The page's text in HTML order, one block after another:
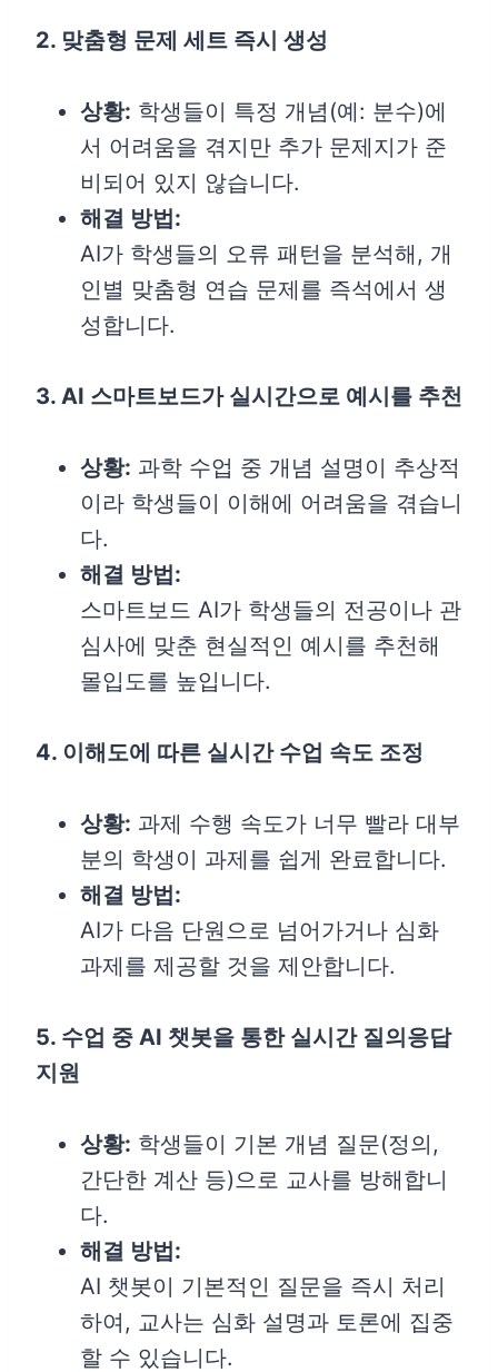
2. 맞춤형 문제 세트 즉시 생성
상황: 학생들이 특정 개념(예: 분수)에
서 어려움을 겪지만 추가 문제지가 준
비되어 있지 않습니다.
해결 방법:
AI가 학생들의 오류 패턴을 분석해, 개
인별 맞춤형 연습 문제를 즉석에서 생
성합니다.
3. AI 스마트보드가 실시간으로 예시를 추천
상황: 과학 수업 중 개념 설명이 추상적
이라 학생들이 이해에 어려움을 겪습니
다.
해결 방법:
스마트보드 AI가 학생들의 전공이나 관
심사에 맞춘 현실적인 예시를 추천해
몰입도를 높입니다.
4. 이해도에 따른 실시간 수업 속도 조정
상황: 과제 수행 속도가 너무 빨라 대부
분의 학생이 과제를 쉽게 완료합니다.
해결 방법:
AI가 다음 단원으로 넘어가거나 심화
과제를 제공할 것을 제안합니다.
5. 수업 중 AI 챗봇을 통한 실시간 질의응답
지원
상황: 학생들이 기본 개념 질문(정의,
간단한 계산 등)으로 교사를 방해합니
다.
해결 방법:
AI 챗봇이 기본적인 질문을 즉시 처리
하여, 교사는 심화 설명과 토론에 집중
할 수 있습니다.